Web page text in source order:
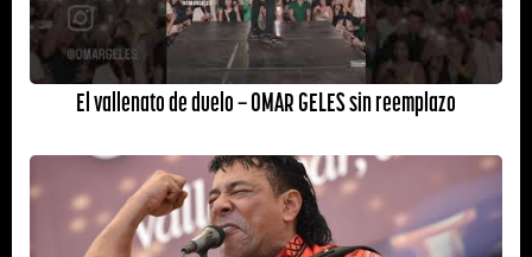
El vallenato de duelo – OMAR GELES sin reemplazo